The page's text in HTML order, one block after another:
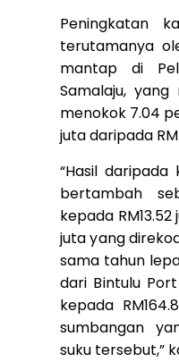
Peningkatan
terutamanya
mantap di
Samalaju,
menokok 7.04
juta daripada
“Hasil daripada
bertambah
kepada RM13.52
juta yang
sama tahun
dari Bintulu
kepada
sumbangan
suku tersebut,”